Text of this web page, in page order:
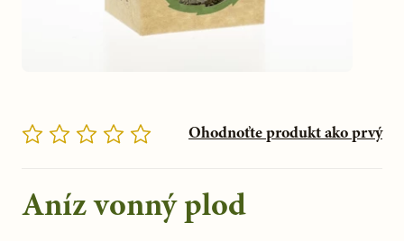
Ohodnoťte produkt ako prvý
Aníz vonný plod